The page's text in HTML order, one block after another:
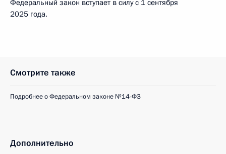
Федеральный закон вступает в силу с 1 сентября
2025 года.
Смотрите также
Подробнее о Федеральном законе №14-ФЗ
Дополнительно